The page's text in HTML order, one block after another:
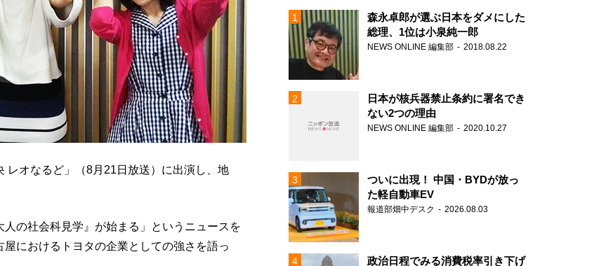
レオなるど」（8月21日放送）に出演し、地
の社会科見学』が始まる」というニュースを
におけるトヨタの企業としての強さを語っ
森永卓郎が選ぶ日本をダメにした
総理、1位は小泉純一郎
NEWS ONLINE 編集部 2018.08.22
日本が核兵器禁止条約に署名でき
ない2つの理由
NEWS ONLINE 編集部 2020.10.27
ついに出現！ 中国・BYDが放っ
た軽自動車EV
報道部畑中デスク 2026.08.03
政治日程でみる消費税率引き下げ